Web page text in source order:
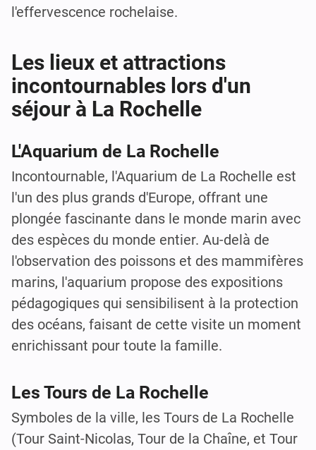
l'effervescence rochelaise.
Les lieux et attractions
incontournables lors d'un
séjour à La Rochelle
L'Aquarium de La Rochelle
Incontournable, l'Aquarium de La Rochelle est
l'un des plus grands d'Europe, offrant une
plongée fascinante dans le monde marin avec
des espèces du monde entier. Au-delà de
l'observation des poissons et des mammifères
marins, l'aquarium propose des expositions
pédagogiques qui sensibilisent à la protection
des océans, faisant de cette visite un moment
enrichissant pour toute la famille.
Les Tours de La Rochelle
Symboles de la ville, les Tours de La Rochelle
(Tour Saint-Nicolas, Tour de la Chaîne, et Tour